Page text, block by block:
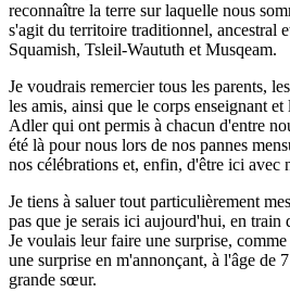
reconnaître la terre sur laquelle nous
s'agit du territoire traditionnel, ancestral
Squamish, Tsleil-Waututh et Musqeam.
Je voudrais remercier tous les parents,
les amis, ainsi que le corps enseignant
Adler qui ont permis à chacun d'entre
été là pour nous lors de nos pannes
nos célébrations et, enfin, d'être ici avec
Je tiens à saluer tout particulièrement
pas que je serais ici aujourd'hui, en train
Je voulais leur faire une surprise,
une surprise en m'annonçant, à l'âge de
grande sœur.